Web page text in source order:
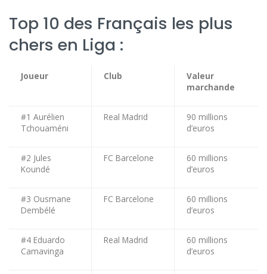
Top 10 des Français les plus
chers en Liga :
Joueur Club
Valeur
marchande
#1 Aurélien
Tchouaméni
Real Madrid
90 millions
d’euros
#2 Jules
Koundé
FC Barcelone
60 millions
d’euros
#3 Ousmane
Dembélé
FC Barcelone
60 millions
d’euros
#4 Eduardo
Camavinga
Real Madrid
60 millions
d’euros